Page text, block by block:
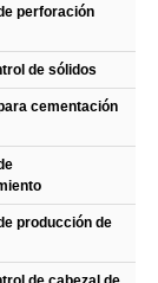
perforación
de sólidos
cementación
producción de